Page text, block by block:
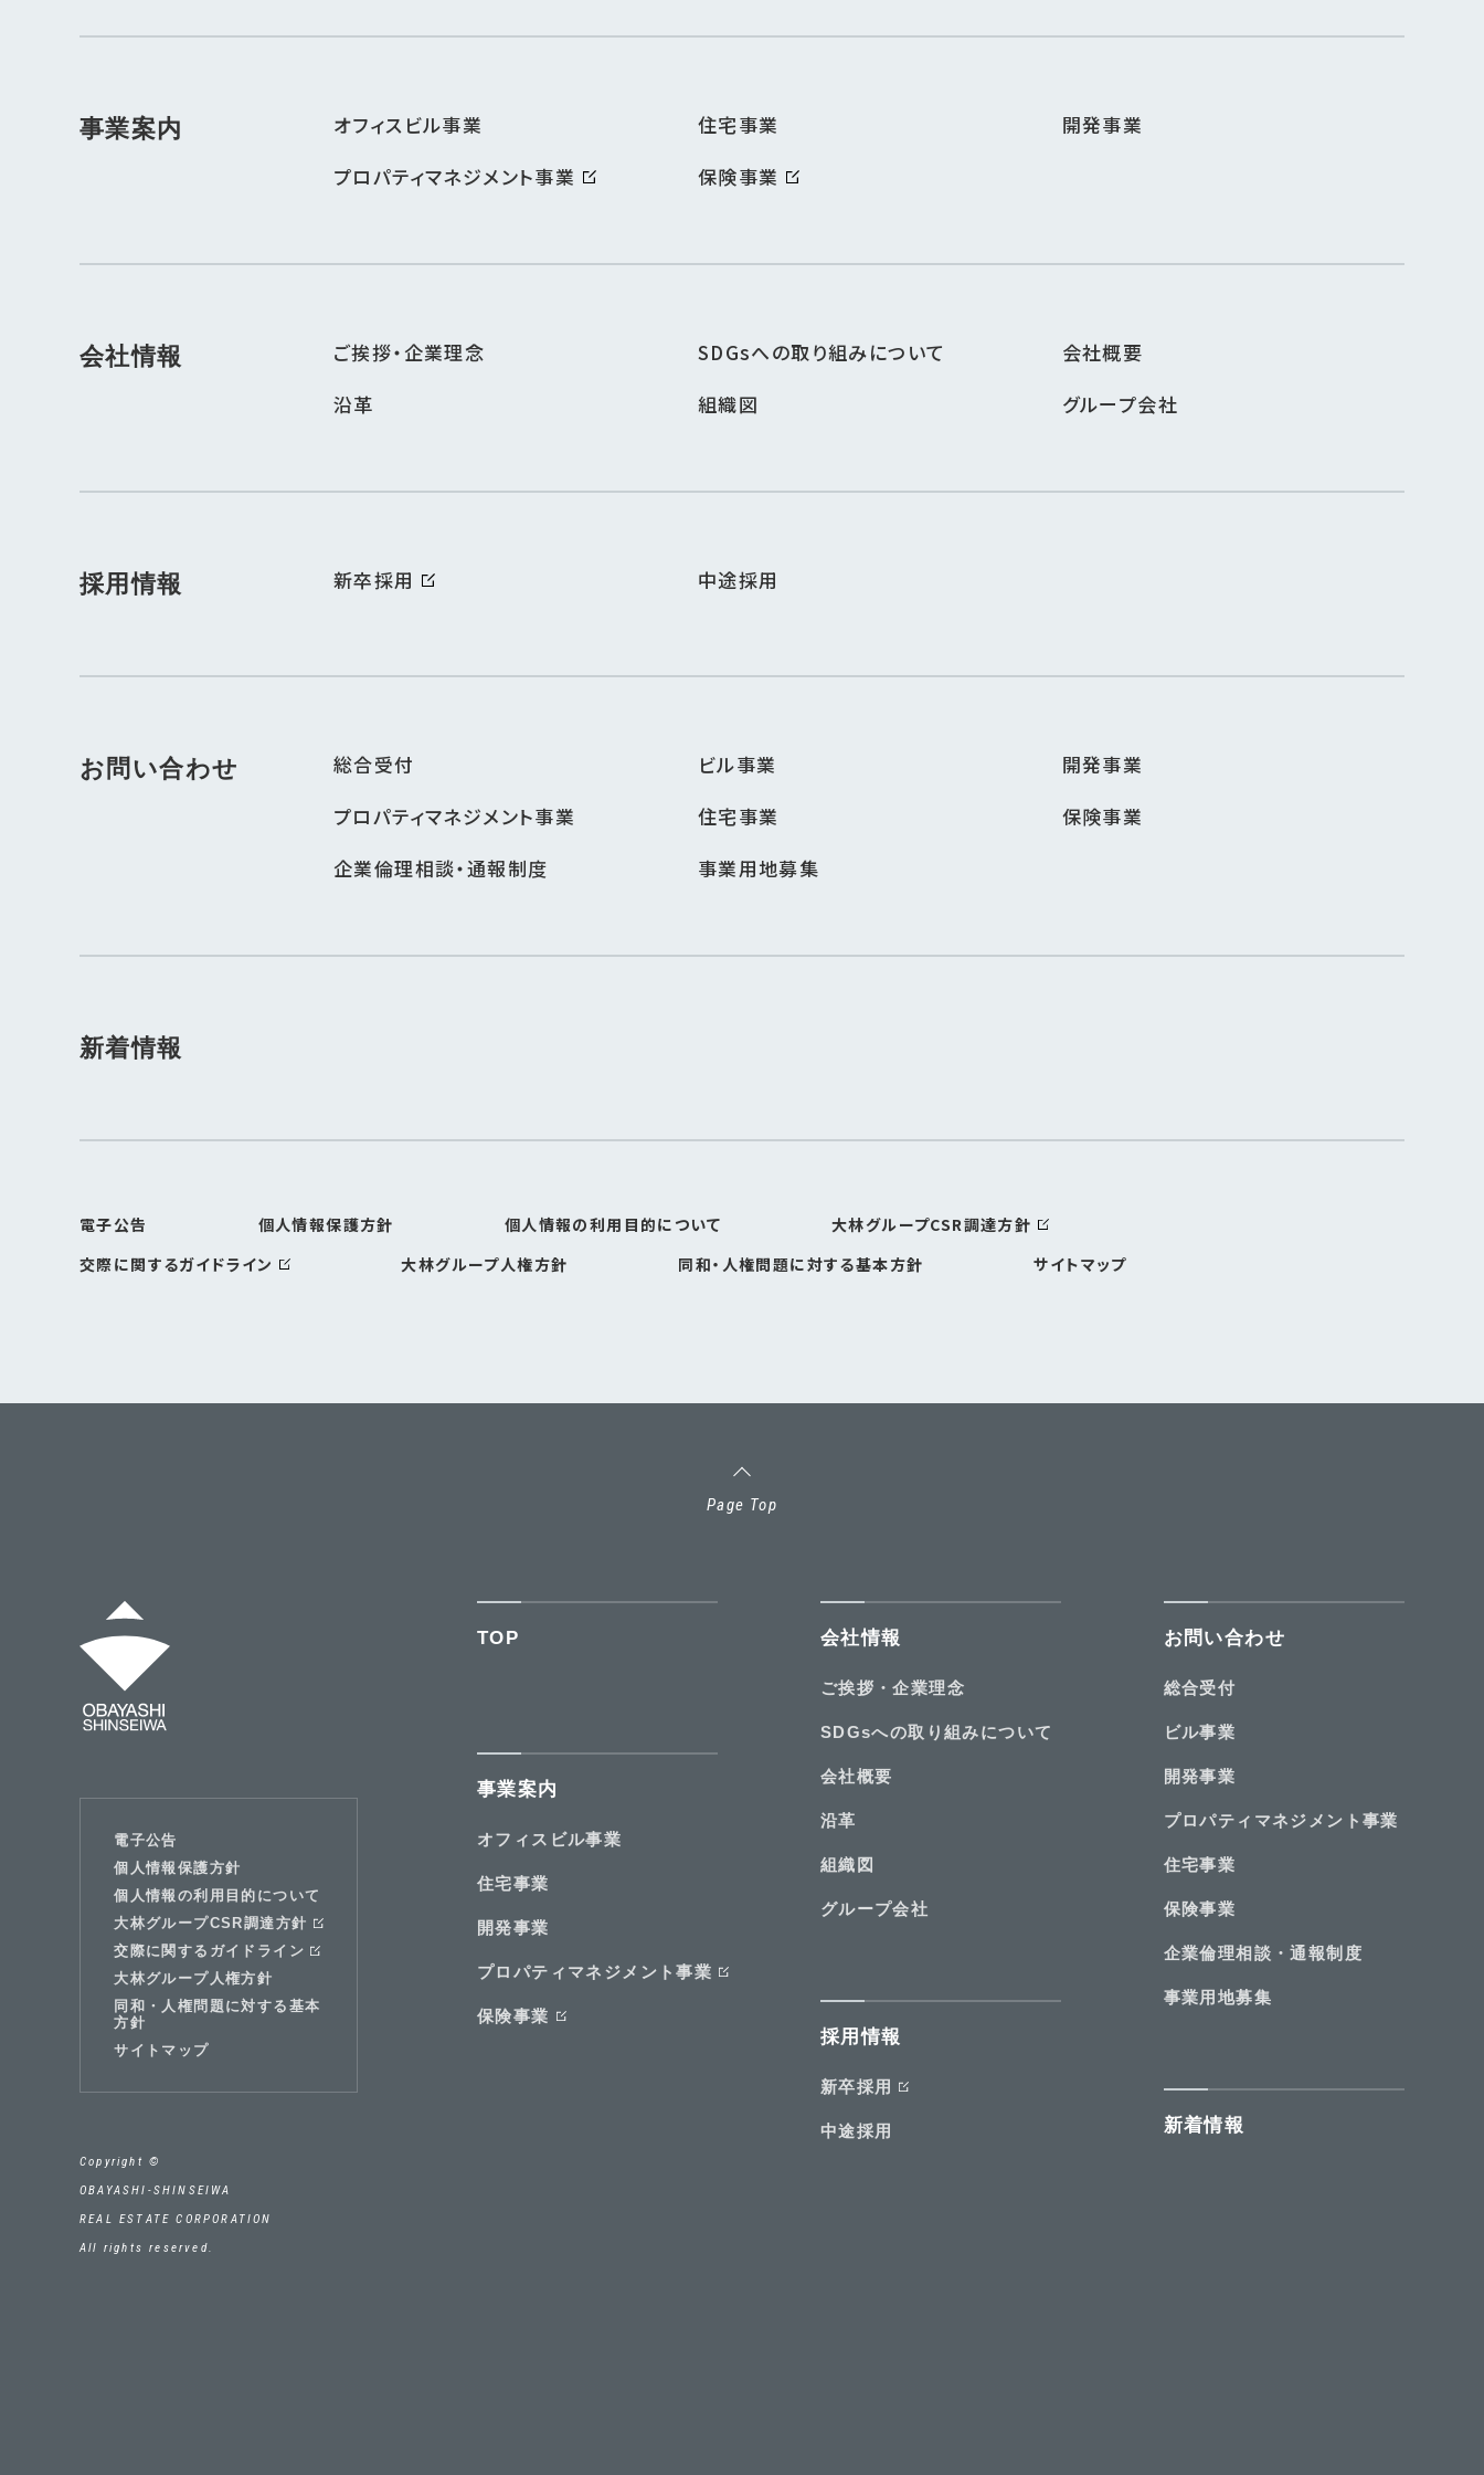
事業案内 オフィスビル事業 住宅事業
開発事業
プロパティマネジメント事業
保険事業
会社情報 ご挨拶・企業理念 SDGsへの取り組みについて
会社概要
沿革
組織図 グループ会社
採用情報 新卒採用 中途採用
お問い合わせ 総合受付 ビル事業
開発事業
プロパティマネジメント事業
住宅事業
保険事業
企業倫理相談・通報制度
事業用地募集
新着情報
電子公告 個人情報保護方針 個人情報の利用目的について
大林グループCSR調達方針
交際に関するガイドライン
大林グループ人権方針 同和・人権問題に対する基本方針 サイトマップ
Page Top
TOP
事業案内
オフィスビル事業
住宅事業
開発事業
プロパティ マネジメント事業
保険事業
会社情報
ご挨拶・企業理念
SDGsへの取り組みについて
会社概要
沿革
組織図
グループ会社
採用情報
新卒採用
中途採用
お問い合わせ
総合受付
ビル事業
開発事業
プロパティ マネジメント 事業
住宅事業
保険事業
企業倫理相談・通報制度
事業用地募集
新着情報
電子公告
個人情報保護方針
個人情報の利用目的について
大林グループCSR調達方針
交際に関するガイドライン
大林グループ人権方針
同和・人権問題に対する基本
方針
サイトマップ
Copyright ©
OBAYASHI-SHINSEIWA
REAL ESTATE CORPORATION
All rights reserved.